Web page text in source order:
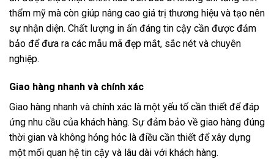
thẩm mỹ mà còn giúp nâng cao giá trị thương hiệu và tạo nên
sự nhận diện. Chất lượng in ấn đáng tin cậy cần được đảm
bảo để đưa ra các mẫu mã đẹp mắt, sắc nét và chuyên
nghiệp.
Giao hàng nhanh và chính xác
Giao hàng nhanh và chính xác là một yếu tố cần thiết để đáp
ứng nhu cầu của khách hàng. Sự đảm bảo về giao hàng đúng
thời gian và không hỏng hóc là điều cần thiết để xây dựng
một mối quan hệ tin cậy và lâu dài với khách hàng.